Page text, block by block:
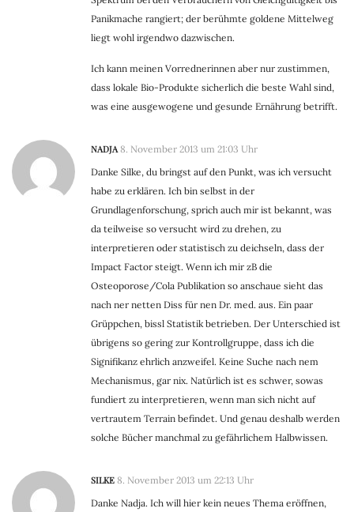
Panikmache rangiert; der berühmte goldene Mittelweg
liegt wohl irgendwo dazwischen.
Ich kann meinen Vorrednerinnen aber nur zustimmen,
dass lokale Bio-Produkte sicherlich die beste Wahl sind,
was eine ausgewogene und gesunde Ernährung betrifft.
NADJA 8. November 2013 um 21:03 Uhr
Danke Silke, du bringst auf den Punkt, was ich versucht
habe zu erklären. Ich bin selbst in der
Grundlagenforschung, sprich auch mir ist bekannt, was
da teilweise so versucht wird zu drehen, zu
interpretieren oder statistisch zu deichseln, dass der
Impact Factor steigt. Wenn ich mir zB die
Osteoporose/Cola Publikation so anschaue sieht das
nach ner netten Diss für nen Dr. med. aus. Ein paar
Grüppchen, bissl Statistik betrieben. Der Unterschied ist
übrigens so gering zur Kontrollgruppe, dass ich die
Signifikanz ehrlich anzweifel. Keine Suche nach nem
Mechanismus, gar nix. Natürlich ist es schwer, sowas
fundiert zu interpretieren, wenn man sich nicht auf
vertrautem Terrain befindet. Und genau deshalb werden
solche Bücher manchmal zu gefährlichem Halbwissen.
SILKE 8. November 2013 um 22:13 Uhr
Danke Nadja. Ich will hier kein neues Thema eröffnen,